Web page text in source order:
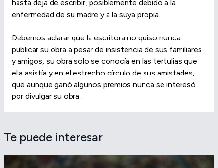
hasta deja de escribir, posiblemente debido a la
enfermedad de su madre y a la suya propia.
Debemos aclarar que la escritora no quiso nunca
publicar su obra a pesar de insistencia de sus familiares
y amigos, su obra solo se conocía en las tertulias que
ella asistía y en el estrecho círculo de sus amistades,
que aunque ganó algunos premios nunca se interesó
por divulgar su obra .
Te puede interesar